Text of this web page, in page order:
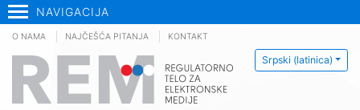
NAVIGACIJA
Srpski (latinica)
O NAMA NAJČEŠĆA PITANJA KONTAKT